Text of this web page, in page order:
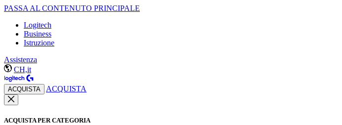
PASSA AL CONTENUTO PRINCIPALE
Logitech
Business
Istruzione
Assistenza
CH,it
ACQUISTA ACQUISTA
ACQUISTA PER CATEGORIA